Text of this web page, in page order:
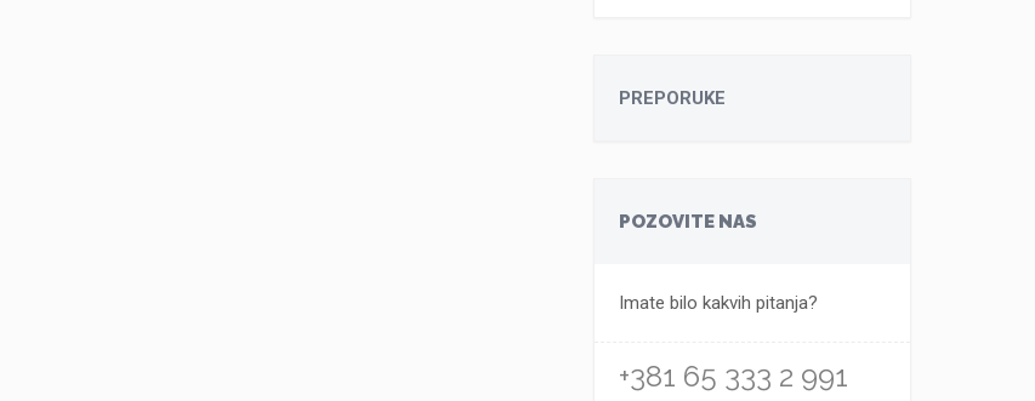
PREPORUKE
POZOVITE NAS
Imate bilo kakvih pitanja?
+381 65 333 2 991